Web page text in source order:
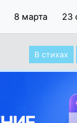
8 марта 23
В стихах